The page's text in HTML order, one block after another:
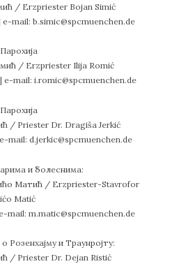
/ Erzpriester Bojan Simić
e-mail: b.simic@spcmuenchen.de
/ Erzpriester Ilija Romić
e-mail: i.romic@spcmuenchen.de
/ Priester Dr. Dragiša Jerkić
e-mail: d.jerkic@spcmuenchen.de
и болеснима:
Матић / Erzpriester-Stavrofor
Matić
mail: m.matic@spcmuenchen.de
Розенхајму и Траунројту:
/ Priester Dr. Dejan Ristić